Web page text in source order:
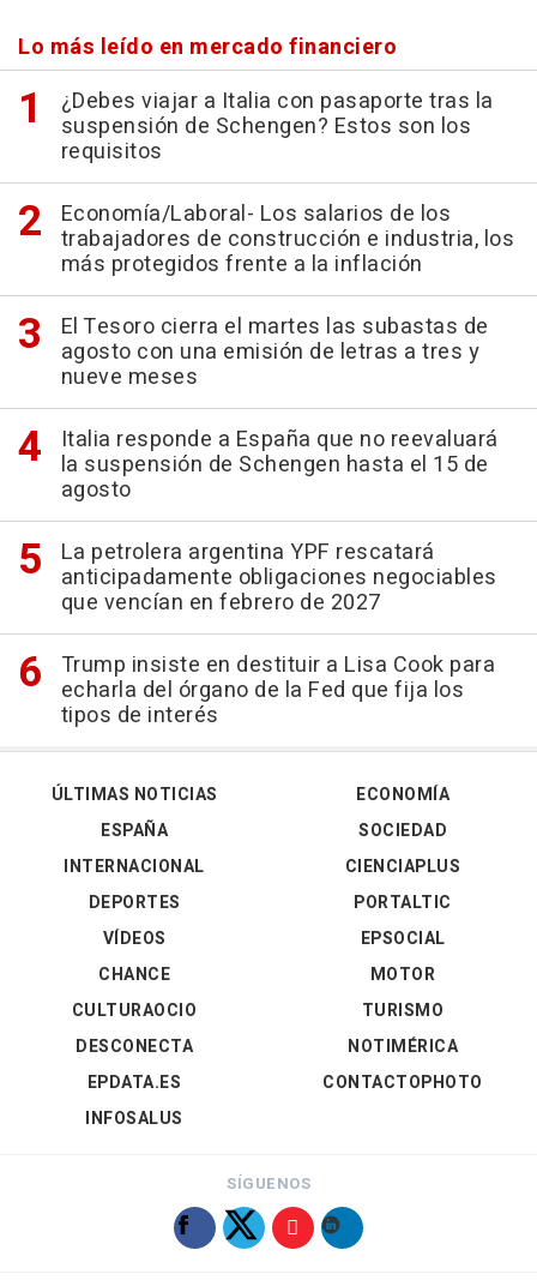
Lo más leído en mercado financiero
¿Debes viajar a Italia con pasaporte tras la
suspensión de Schengen? Estos son los
requisitos
Economía/Laboral- Los salarios de los
trabajadores de construcción e industria, los
más protegidos frente a la inflación
El Tesoro cierra el martes las subastas de
agosto con una emisión de letras a tres y
nueve meses
Italia responde a España que no reevaluará
la suspensión de Schengen hasta el 15 de
agosto
La petrolera argentina YPF rescatará
anticipadamente obligaciones negociables
que vencían en febrero de 2027
Trump insiste en destituir a Lisa Cook para
echarla del órgano de la Fed que fija los
tipos de interés
ÚLTIMAS NOTICIAS
ESPAÑA
INTERNACIONAL
DEPORTES
VÍDEOS
ECONOMÍA
SOCIEDAD
CIENCIAPLUS
PORTALTIC
EPSOCIAL
CHANCE
CULTURAOCIO
DESCONECTA
EPDATA.ES
INFOSALUS
MOTOR
TURISMO
NOTIMÉRICA
CONTACTOPHOTO
SÍGUENOS